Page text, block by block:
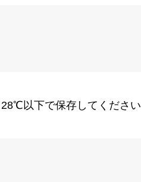
以下で保存してください